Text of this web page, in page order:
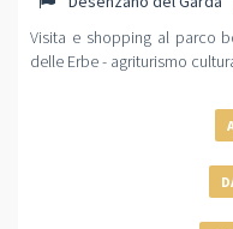
Visita e shopping al parco
delle Erbe - agriturismo